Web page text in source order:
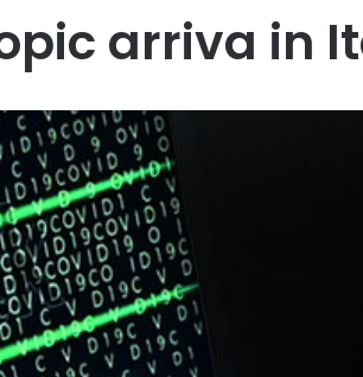
arriva in